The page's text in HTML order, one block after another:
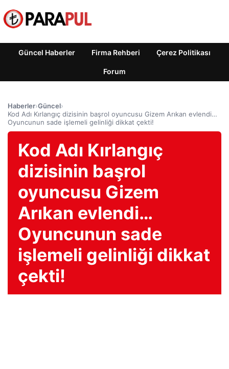
Güncel Haberler Firma Rehberi Çerez Politikası
Forum
Haberler›Güncel›
Kod Adı Kırlangıç ​​dizisinin başrol oyuncusu Gizem Arıkan evlendi…
Oyuncunun sade işlemeli gelinliği dikkat çekti!
Kod Adı Kırlangıç ​​
dizisinin başrol
oyuncusu Gizem
Arıkan evlendi…
Oyuncunun sade
işlemeli gelinliği dikkat
çekti!